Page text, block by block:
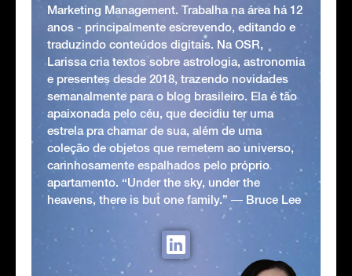
Marketing Management. Trabalha na área há 12
anos - principalmente escrevendo, editando e
traduzindo conteúdos digitais. Na OSR,
Larissa cria textos sobre astrologia, astronomia
e presentes desde 2018, trazendo novidades
semanalmente para o blog brasileiro. Ela é tão
apaixonada pelo céu, que decidiu ter uma
estrela pra chamar de sua, além de uma
coleção de objetos que remetem ao universo,
carinhosamente espalhados pelo próprio
apartamento. “Under the sky, under the
heavens, there is but one family.” ― Bruce Lee